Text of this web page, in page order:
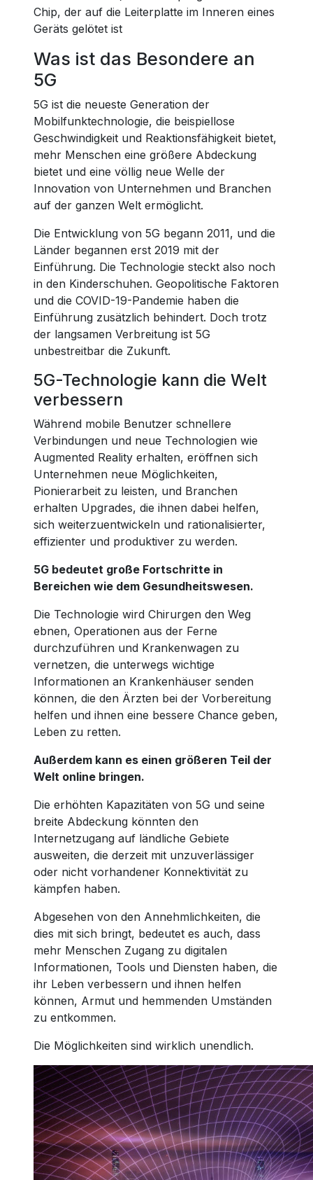
Chip, der auf die Leiterplatte im Inneren eines
Geräts gelötet ist
Was ist das Besondere an
5G
5G ist die neueste Generation der
Mobilfunktechnologie, die beispiellose
Geschwindigkeit und Reaktionsfähigkeit bietet,
mehr Menschen eine größere Abdeckung
bietet und eine völlig neue Welle der
Innovation von Unternehmen und Branchen
auf der ganzen Welt ermöglicht.
Die Entwicklung von 5G begann 2011, und die
Länder begannen erst 2019 mit der
Einführung. Die Technologie steckt also noch
in den Kinderschuhen. Geopolitische Faktoren
und die COVID-19-Pandemie haben die
Einführung zusätzlich behindert. Doch trotz
der langsamen Verbreitung ist 5G
unbestreitbar die Zukunft.
5G-Technologie kann die Welt
verbessern
Während mobile Benutzer schnellere
Verbindungen und neue Technologien wie
Augmented Reality erhalten, eröffnen sich
Unternehmen neue Möglichkeiten,
Pionierarbeit zu leisten, und Branchen
erhalten Upgrades, die ihnen dabei helfen,
sich weiterzuentwickeln und rationalisierter,
effizienter und produktiver zu werden.
5G bedeutet große Fortschritte in
Bereichen wie dem Gesundheitswesen.
Die Technologie wird Chirurgen den Weg
ebnen, Operationen aus der Ferne
durchzuführen und Krankenwagen zu
vernetzen, die unterwegs wichtige
Informationen an Krankenhäuser senden
können, die den Ärzten bei der Vorbereitung
helfen und ihnen eine bessere Chance geben,
Leben zu retten.
Außerdem kann es einen größeren Teil der
Welt online bringen.
Die erhöhten Kapazitäten von 5G und seine
breite Abdeckung könnten den
Internetzugang auf ländliche Gebiete
ausweiten, die derzeit mit unzuverlässiger
oder nicht vorhandener Konnektivität zu
kämpfen haben.
Abgesehen von den Annehmlichkeiten, die
dies mit sich bringt, bedeutet es auch, dass
mehr Menschen Zugang zu digitalen
Informationen, Tools und Diensten haben, die
ihr Leben verbessern und ihnen helfen
können, Armut und hemmenden Umständen
zu entkommen.
Die Möglichkeiten sind wirklich unendlich.